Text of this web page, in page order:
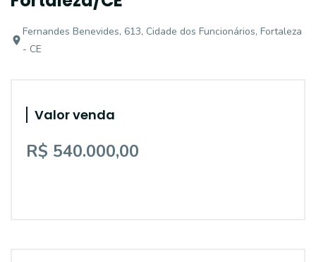
Fernandes Benevides, 613, Cidade dos Funcionários, Fortaleza
- CE
Valor venda
R$ 540.000,00